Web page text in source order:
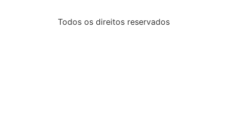
Todos os direitos reservados